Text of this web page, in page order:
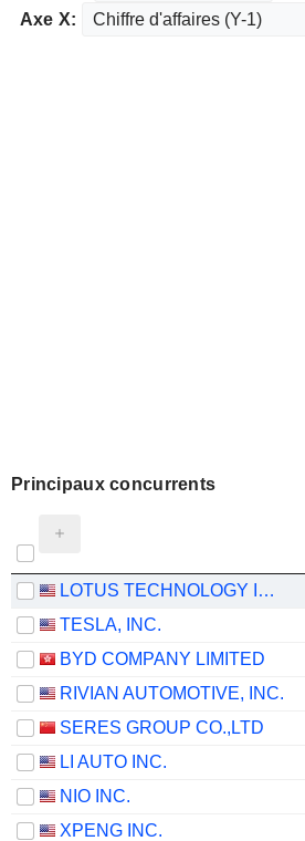
Axe X:
Principaux concurrents
LOTUS TECHNOLOGY INC.
TESLA, INC.
BYD COMPANY LIMITED
RIVIAN AUTOMOTIVE, INC.
SERES GROUP CO.,LTD
LI AUTO INC.
NIO INC.
XPENG INC.